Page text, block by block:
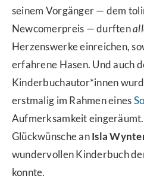
seinem Vorgänger — dem
Newcomerpreis — durften
Herzenswerke einreichen,
erfahrene Hasen. Und auch
Kinderbuchautor*innen
erstmalig im Rahmen eines
Aufmerksamkeit
Glückwünsche anIsla
wundervollen Kinderbuch
konnte.